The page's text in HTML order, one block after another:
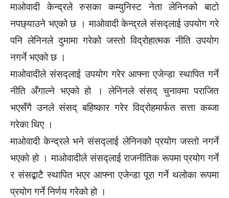
माओवादी केन्द्रले रुसका कम्युनिस्ट नेता लेनिनको बाटो
नपछ्याउने भएको छ । माओवादी केन्द्रले संसद्लाई उपयोग गरे
पनि लेनिनले दुमामा गरेको जस्तो विद्रोहात्मक नीति उपयोग
नगर्ने भएको छ ।
माओवादीले संसद्लाई उपयोग गरेर आफ्ना एजेन्डा स्थापित गर्ने
नीति अँगाल्ने भएको हो । लेनिनले संसद् चुनावमा पराजित
भएसँगै उनले संसद् बहिष्कार गरेर विद्रोहमार्फत सत्ता कब्जा
गरेका थिए ।
माओवादी केन्द्रले भने संसद्लाई लेनिनको प्रयोग जस्तो नगर्ने
भएको हो । माओवादीले संसद्लाई राजनीतिक रूपमा प्रयोग गर्ने
र संसद्बाटै स्थापित भएर आफ्ना एजेन्डा पूरा गर्ने थलोका रूपमा
प्रयोग गर्ने निर्णय गरेको हो ।